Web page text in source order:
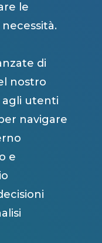
le
di
nostro
agli utenti
navigare
e